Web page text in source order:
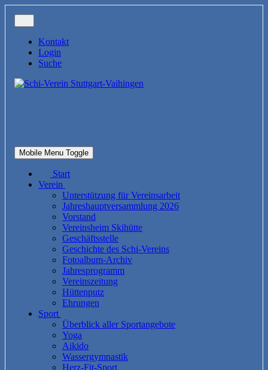
Kontakt
Login
Suche
Mobile Menu Toggle
Start
Verein
Unterstützung für Vereinsarbeit
Jahreshauptversammlung 2026
Vorstand
Vereinsheim Skihütte
Geschäftsstelle
Geschichte des Schi-Vereins
Fotoalbum-Archiv
Jahresprogramm
Vereinszeitung
Hüttenputz
Ehrungen
Sport
Überblick aller Sportangebote
Yoga
Aikido
Wassergymnastik
Herz-Fit-Sport